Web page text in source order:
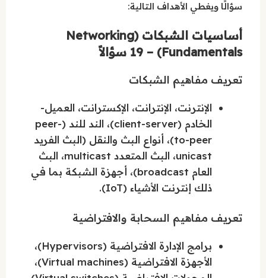
سؤالًا ويغطي الأهداف التالية:
أساسيات الشبكات (Networking
Fundamentals) – 19 سؤالاً
تعريف مفاهيم الشبكات
الإنترنت، الإنترانت، الإكسترانت، العميل-
الخادم (client-server)، الند للند (peer-
to-peer)، أنواع البث والنقل (البث الفريد
unicast، البث المتعدد multicast، البث
العام broadcast)، أجهزة الشبكة بما في
ذلك إنترنت الأشياء (IoT).
تعريف مفاهيم السحابة والافتراضية
برامج الإدارة الافتراضية (Hypervisors)،
الأجهزة الافتراضية (Virtual machines)،